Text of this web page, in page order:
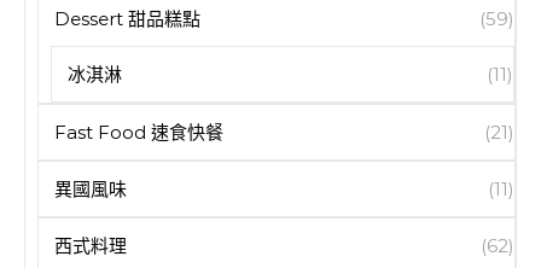
Dessert 甜品糕點 (59)
冰淇淋 (11)
Fast Food 速食快餐 (21)
異國風味 (11)
西式料理 (62)